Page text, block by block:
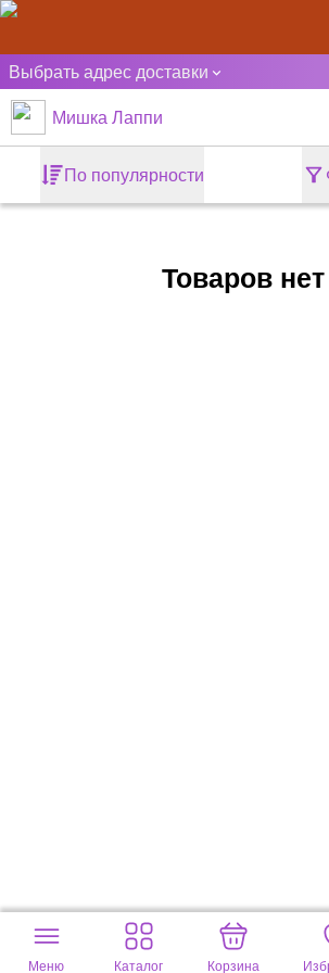
Выбрать адрес доставки
Мишка Лаппи
По популярности
Товаров нет
Меню Каталог Корзина